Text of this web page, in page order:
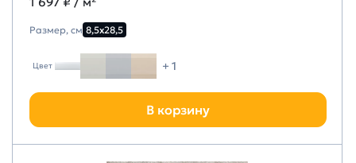
Размер, см 8,5х28,5
Цвет + 1
В корзину